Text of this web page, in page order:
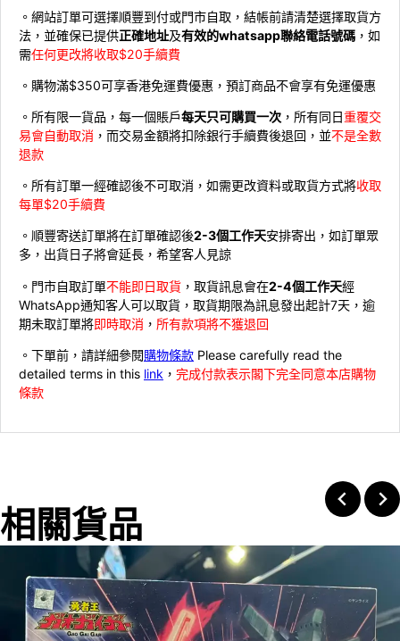
。網站訂單可選擇順豐到付或門市自取，結帳前請清楚選擇取貨方
法，並確保已提供正確地址及有效的whatsapp聯絡電話號碼 ，如
需任何更改將收取$20手續費
。購物滿$350可享香港免運費優惠，預訂商品不會享有免運優惠
。所有限一貨品，每一個賬戶每天只可購買一次 ，所有同日重覆交
易會自動取消 ，而交易金額將扣除銀行手續費後退回，並不是全數
退款
。所有訂單一經確認後不可取消，如需更改資料或取貨方式將收取
每單$20手續費
。順豐寄送訂單將在訂單確認後2-3個工作天安排寄出，如訂單眾
多，出貨日子將會延長，希望客人見諒
。門市自取訂單不能即日取貨 ，取貨訊息會在2-4個工作天經
WhatsApp通知客人可以取貨，取貨期限為訊息發出起計7天，逾
期未取訂單將即時取消 ， 所有款項將不獲退回
。下單前，請詳細參閱購物條款 Please carefully read the
detailed terms in this link ， 完成付款表示閣下完全同意本店購物
條款
相關貨品